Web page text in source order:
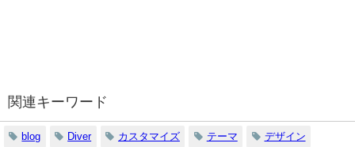
関連キーワード
blog Diver カスタマイズ テーマ デザイン